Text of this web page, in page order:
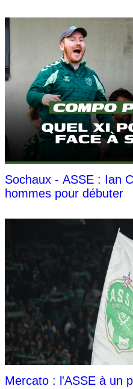
Sochaux - ASSE : Ian
hommes pour débuter
Mercato : l'ASSE à un